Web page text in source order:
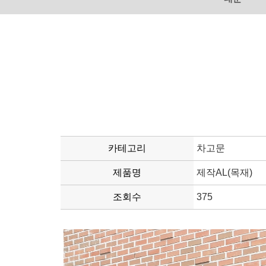
카테고리 차고문
제품명 제작AL(목재)
조회수 375